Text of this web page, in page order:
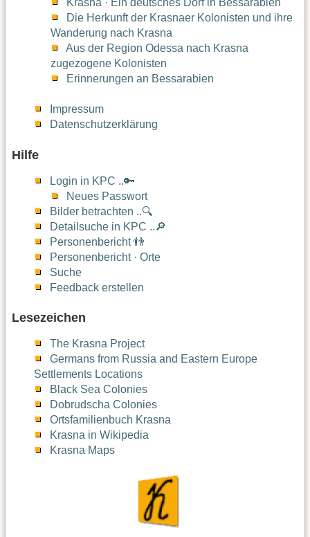
Krasna · Ein deutsches Dorf in Bessarabien
Die Herkunft der Krasnaer Kolonisten und ihre
Wanderung nach Krasna
Aus der Region Odessa nach Krasna
zugezogene Kolonisten
Erinnerungen an Bessarabien
Impressum
Datenschutzerklärung
Hilfe
Login in KPC ..🔑
Neues Passwort
Bilder betrachten ..🔍
Detailsuche in KPC ..🔎
Personenbericht 👬
Personenbericht · Orte
Suche
Feedback erstellen
Lesezeichen
The Krasna Project
Germans from Russia and Eastern Europe
Settlements Locations
Black Sea Colonies
Dobrudscha Colonies
Ortsfamilienbuch Krasna
Krasna in Wikipedia
Krasna Maps